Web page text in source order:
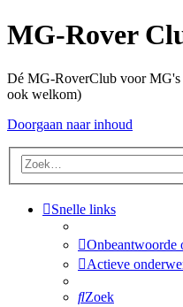
MG-Rover
Dé MG-RoverClub voor MG's
ook welkom)
Doorgaan naar inhoud
Snelle links
Onbeantwoorde
Actieve
Zoek